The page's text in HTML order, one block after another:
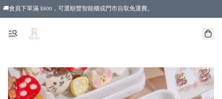
🚚會員下單滿 $800，可選順豐智能櫃或門市自取免運費。